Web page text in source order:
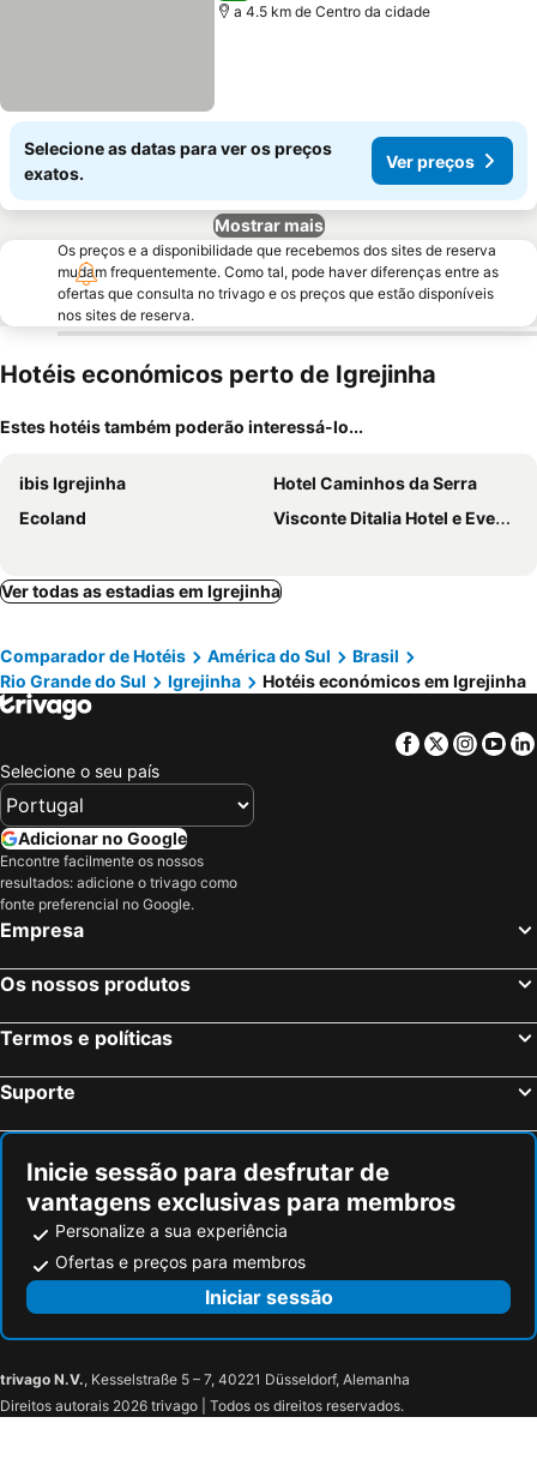
a 4.5 km de Centro da cidade
Selecione as datas para ver os preços
exatos.
Ver preços
Mostrar mais
Os preços e a disponibilidade que recebemos dos sites de reserva
mudam frequentemente. Como tal, pode haver diferenças entre as
ofertas que consulta no trivago e os preços que estão disponíveis
nos sites de reserva.
Hotéis económicos perto de Igrejinha
Estes hotéis também poderão interessá-lo...
ibis Igrejinha
Hotel Caminhos da Serra
Ecoland
Visconte Ditalia Hotel e Eventos - Proximo a Gramado
Ver todas as estadias em Igrejinha
Comparador de Hotéis América do Sul
Brasil
Rio Grande do Sul
Igrejinha Hotéis económicos em Igrejinha
Facebook
Twitter
Selecione o seu país
Adicionar no Google
Encontre facilmente os nossos
resultados: adicione o trivago como
fonte preferencial no Google.
Empresa
Os nossos produtos
Termos e políticas
Suporte
Inicie sessão para desfrutar de
vantagens exclusivas para membros
Personalize a sua experiência
Ofertas e preços para membros
Iniciar sessão
trivago N.V., Kesselstraße 5 – 7, 40221 Düsseldorf, Alemanha
Direitos autorais 2026 trivago | Todos os direitos reservados.